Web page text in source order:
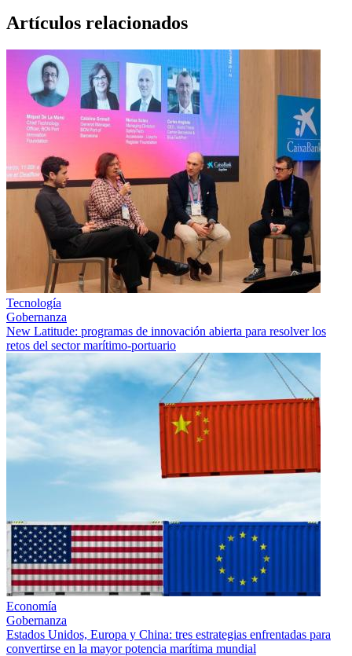
Artículos relacionados
Tecnología
Gobernanza
New Latitude: programas de innovación abierta para resolver los
retos del sector marítimo-portuario
Economía
Gobernanza
Estados Unidos, Europa y China: tres estrategias enfrentadas para
convertirse en la mayor potencia marítima mundial